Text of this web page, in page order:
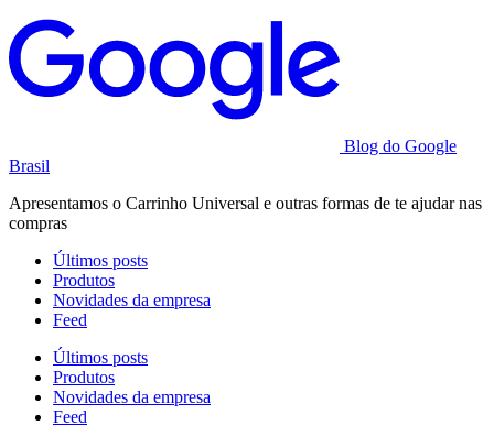
Blog do Google
Brasil
Apresentamos o Carrinho Universal e outras formas de te ajudar nas
compras
Últimos posts
Produtos
Novidades da empresa
Feed
Últimos posts
Produtos
Novidades da empresa
Feed